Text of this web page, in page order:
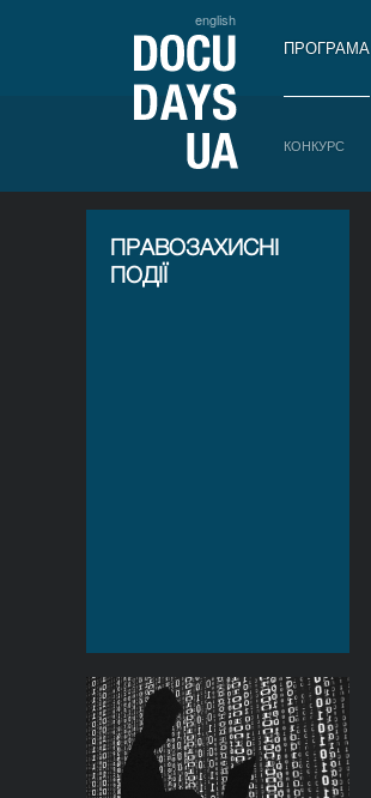
english
ПРОГРАМА
КОНКУРС
ПРАВОЗАХИСНІ
ПОДІЇ
Дискусія «Доступ до
публічної інформації vs
Захист персональних
даних»